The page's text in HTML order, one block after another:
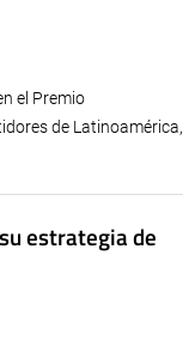
el Premio
de Latinoamérica,
estrategia de